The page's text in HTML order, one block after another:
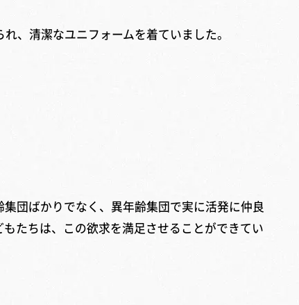
、清潔なユニフォームを着ていました。
団ばかりでなく、異年齢集団で実に活発に仲良
たちは、この欲求を満足させることができてい